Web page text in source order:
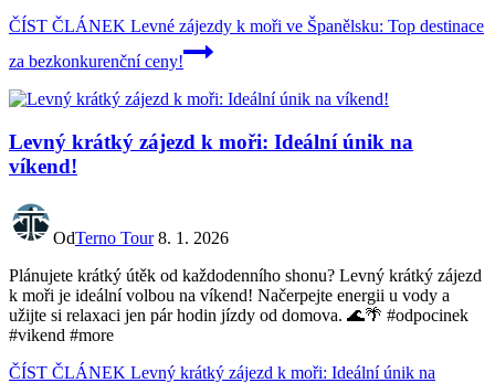
ČÍST ČLÁNEK Levné zájezdy k moři ve Španělsku: Top destinace
za bezkonkurenční ceny!
Levný krátký zájezd k moři: Ideální únik na
víkend!
OdTerno Tour 8. 1. 2026
Plánujete krátký útěk od každodenního shonu? Levný krátký zájezd
k moři je ideální volbou na víkend! Načerpejte energii u vody a
užijte si relaxaci jen pár hodin jízdy od domova. 🌊🌴 #odpocinek
#vikend #more
ČÍST ČLÁNEK Levný krátký zájezd k moři: Ideální únik na